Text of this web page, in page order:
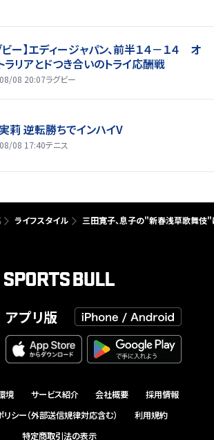
ビー】エディージャパン、前半１４－１４ オ
ラリアとドつき合いのトライ応酬戦
08 20:07ラグビー
莉 逆転勝ちでインハイV
08 17:40テニス
ライフスタイル 三田寛子、息子の"新春浅草歌舞伎"
アプリ版
境 サービス紹介 会社概要
採用情報
リシー（外部送信規律対応含む）
利用規約
特定商取引法の表示